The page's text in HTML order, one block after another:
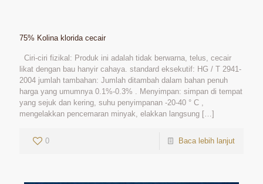
75% Kolina klorida cecair
Ciri-ciri fizikal: Produk ini adalah tidak berwarna, telus, cecair
likat dengan bau hanyir cahaya. standard eksekutif: HG / T 2941-
2004 jumlah tambahan: Jumlah ditambah dalam bahan penuh
harga yang umumnya 0.1%-0.3% . Menyimpan: simpan di tempat
yang sejuk dan kering, suhu penyimpanan -20-40 ° C ,
mengelakkan pencemaran minyak, elakkan langsung […]
0 Baca lebih lanjut